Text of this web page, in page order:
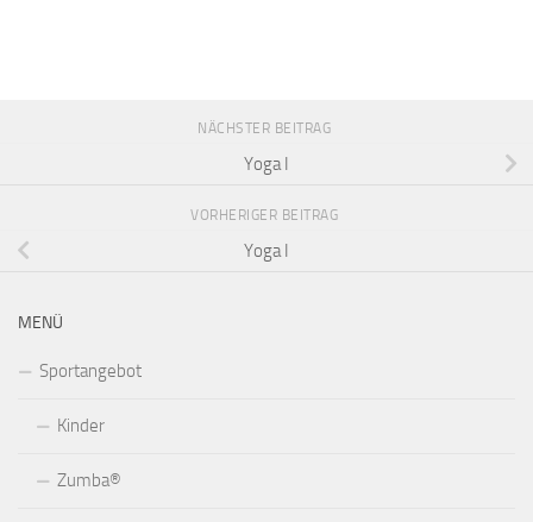
NÄCHSTER BEITRAG
Yoga I
VORHERIGER BEITRAG
Yoga I
MENÜ
Sportangebot
Kinder
Zumba®